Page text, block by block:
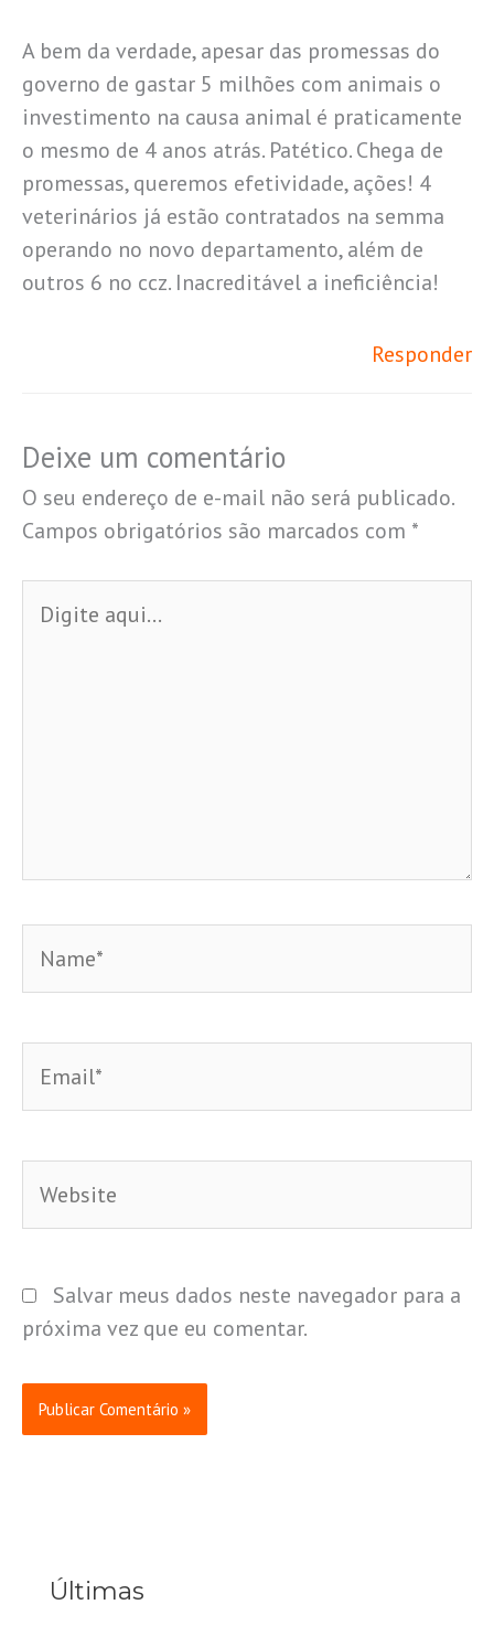
A bem da verdade, apesar das promessas do
governo de gastar 5 milhões com animais o
investimento na causa animal é praticamente
o mesmo de 4 anos atrás. Patético. Chega de
promessas, queremos efetividade, ações! 4
veterinários já estão contratados na semma
operando no novo departamento, além de
outros 6 no ccz. Inacreditável a ineficiência!
Responder
Deixe um comentário
O seu endereço de e-mail não será publicado.
Campos obrigatórios são marcados com *
aqui...
Salvar meus dados neste navegador para a
próxima vez que eu comentar.
Últimas